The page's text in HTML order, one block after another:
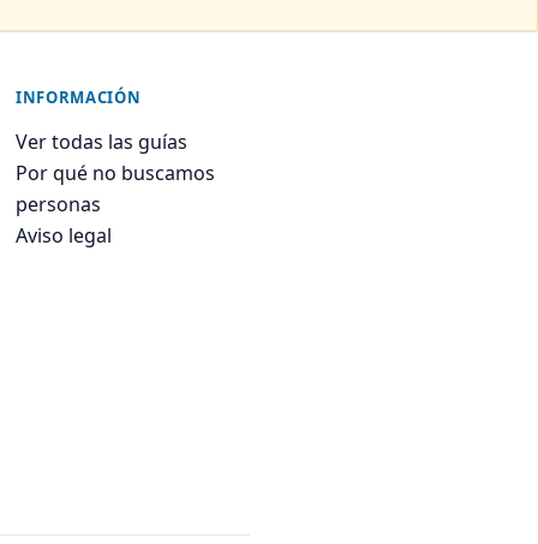
INFORMACIÓN
Ver todas las guías
Por qué no buscamos
personas
Aviso legal